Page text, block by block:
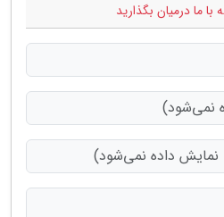
با ما درمیان بگذارید